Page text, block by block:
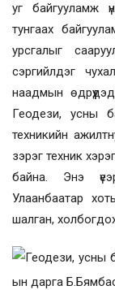
уг байгууламж
тунгаах
урсгалыг
сэргийлдэг
наадмын
Геодези, усны
техникийн
зэрэг техник
байна. Энэ
Улаанбаатар
шалган,
Геодези, усны
ын дарга